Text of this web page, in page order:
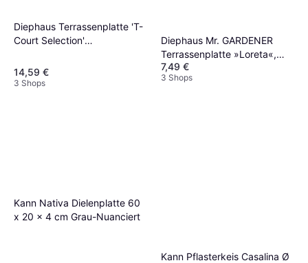
Diephaus Terrassenplatte 'T-
Court Selection'
14,59 €
3 Shops
Diephaus Mr. GARDENER
Terrassenplatte »Loreta«,
Beton, gefast
7,49 €
3 Shops
Kann Nativa Dielenplatte 60
x 20 x 4 cm Grau-Nuanciert
Kann Pflasterkeis Casalina Ø